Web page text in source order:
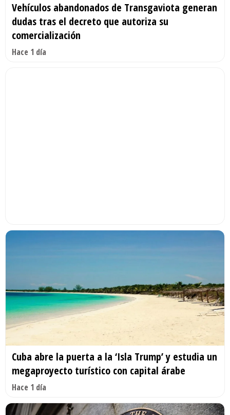
Vehículos abandonados de Transgaviota generan
dudas tras el decreto que autoriza su
comercialización
Hace 1 día
Cuba abre la puerta a la ‘Isla Trump’ y estudia un
megaproyecto turístico con capital árabe
Hace 1 día